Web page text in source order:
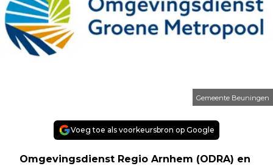
Gemeente Beuningen
Voeg toe als voorkeursbron op Google
Omgevingsdienst Regio Arnhem (ODRA) en